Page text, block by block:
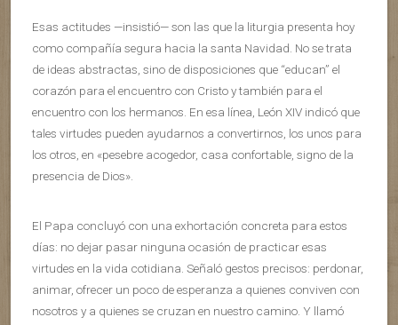
Esas actitudes —insistió— son las que la liturgia presenta hoy
como compañía segura hacia la santa Navidad. No se trata
de ideas abstractas, sino de disposiciones que “educan” el
corazón para el encuentro con Cristo y también para el
encuentro con los hermanos. En esa línea, León XIV indicó que
tales virtudes pueden ayudarnos a convertirnos, los unos para
los otros, en «pesebre acogedor, casa confortable, signo de la
presencia de Dios».
El Papa concluyó con una exhortación concreta para estos
días: no dejar pasar ninguna ocasión de practicar esas
virtudes en la vida cotidiana. Señaló gestos precisos: perdonar,
animar, ofrecer un poco de esperanza a quienes conviven con
nosotros y a quienes se cruzan en nuestro camino. Y llamó